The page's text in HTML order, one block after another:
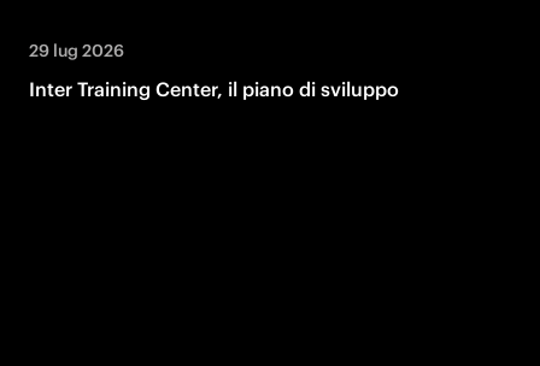
29 lug 2026
Inter Training Center, il piano di sviluppo